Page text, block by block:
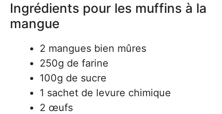
Ingrédients pour les muffins à la
mangue
2 mangues bien mûres
250g de farine
100g de sucre
1 sachet de levure chimique
2 œufs